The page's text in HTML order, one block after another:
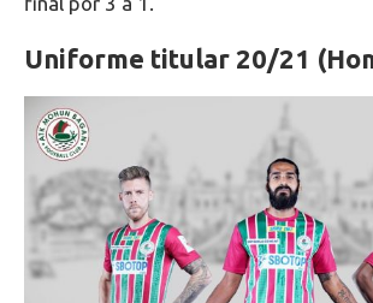
Uniforme titular 20/21